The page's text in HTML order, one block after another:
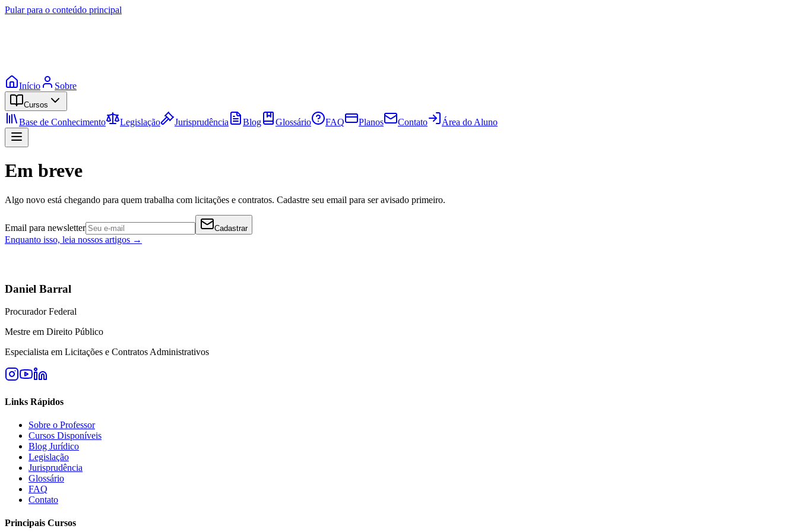
Pular para o conteúdo principal
Início Sobre
Cursos
Base de Conhecimento Legislação Jurisprudência Blog Glossário FAQ Planos Contato Área do Aluno
Em breve
Algo novo está chegando para quem trabalha com licitações e contratos. Cadastre seu email para ser avisado primeiro.
Email para newsletter Cadastrar
Enquanto isso, leia nossos artigos →
Daniel Barral
Procurador Federal
Mestre em Direito Público
Especialista em Licitações e Contratos Administrativos
Links Rápidos
Sobre o Professor
Cursos Disponíveis
Blog Jurídico
Legislação
Jurisprudência
Glossário
FAQ
Contato
Principais Cursos